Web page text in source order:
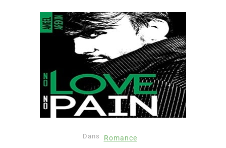
Dans Romance